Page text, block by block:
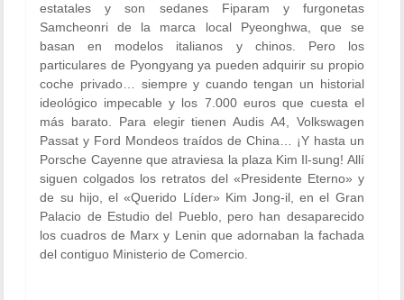
estatales y son sedanes Fiparam y furgonetas
Samcheonri de la marca local Pyeonghwa, que se
basan en modelos italianos y chinos. Pero los
particulares de Pyongyang ya pueden adquirir su propio
coche privado… siempre y cuando tengan un historial
ideológico impecable y los 7.000 euros que cuesta el
más barato. Para elegir tienen Audis A4, Volkswagen
Passat y Ford Mondeos traídos de China… ¡Y hasta un
Porsche Cayenne que atraviesa la plaza Kim Il-sung! Allí
siguen colgados los retratos del «Presidente Eterno» y
de su hijo, el «Querido Líder» Kim Jong-il, en el Gran
Palacio de Estudio del Pueblo, pero han desaparecido
los cuadros de Marx y Lenin que adornaban la fachada
del contiguo Ministerio de Comercio.